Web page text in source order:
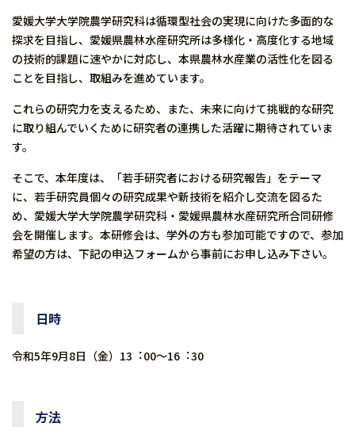
愛媛大学大学院農学研究科は循環型社会の実現に向けた多面的な
探求を目指し、愛媛県農林水産研究所は多様化・高度化する地域
の技術的課題に速やかに対応し、本県農林水産業の活性化を図る
ことを目指し、取組みを進めています。
これらの研究力を支えるため、また、未来に向けて挑戦的な研究
に取り組んでいくために研究者の連携した活躍に期待されていま
す。
そこで、本年度は、「若手研究者における研究報告」をテーマ
に、若手研究員個々の研究成果や新技術を紹介し交流を図るた
め、愛媛大学大学院農学研究科・愛媛県農林水産研究所合同研修
会を開催します。本研修会は、学外の方も参加可能ですので、参加
希望の方は、下記の申込フォームから事前にお申し込み下さい。
⽇時
令和5年9⽉8⽇（金）13︓00〜16︓30
方法